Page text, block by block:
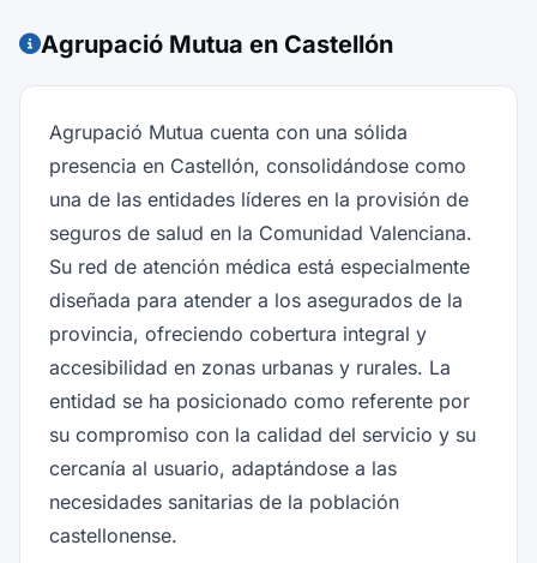
Agrupació Mutua en Castellón
Agrupació Mutua cuenta con una sólida
presencia en Castellón, consolidándose como
una de las entidades líderes en la provisión de
seguros de salud en la Comunidad Valenciana.
Su red de atención médica está especialmente
diseñada para atender a los asegurados de la
provincia, ofreciendo cobertura integral y
accesibilidad en zonas urbanas y rurales. La
entidad se ha posicionado como referente por
su compromiso con la calidad del servicio y su
cercanía al usuario, adaptándose a las
necesidades sanitarias de la población
castellonense.